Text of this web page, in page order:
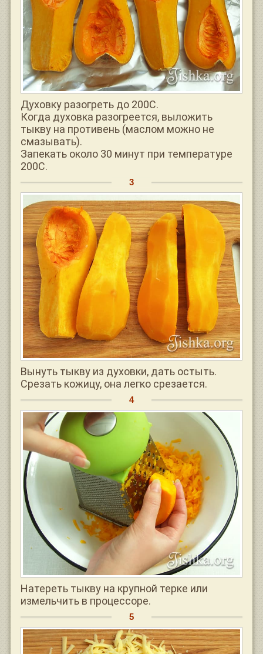
Духовку разогреть до 200С.
Когда духовка разогреется, выложить
тыкву на противень (маслом можно не
смазывать).
Запекать около 30 минут при температуре
200С.
Вынуть тыкву из духовки, дать остыть.
Срезать кожицу, она легко срезается.
Натереть тыкву на крупной терке или
измельчить в процессоре.